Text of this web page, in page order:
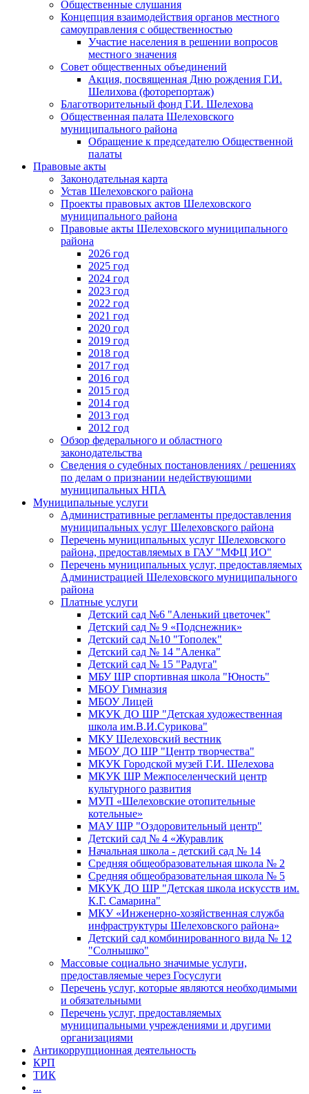
Общественные слушания
Концепция взаимодействия органов местного
самоуправления с общественностью
Участие населения в решении вопросов
местного значения
Совет общественных объединений
Акция, посвященная Дню рождения Г.И.
Шелихова (фоторепортаж)
Благотворительный фонд Г.И. Шелехова
Общественная палата Шелеховского
муниципального района
Обращение к председателю Общественной
палаты
Правовые акты
Законодательная карта
Устав Шелеховского района
Проекты правовых актов Шелеховского
муниципального района
Правовые акты Шелеховского муниципального
района
2026 год
2025 год
2024 год
2023 год
2022 год
2021 год
2020 год
2019 год
2018 год
2017 год
2016 год
2015 год
2014 год
2013 год
2012 год
Обзор федерального и областного
законодательства
Сведения о судебных постановлениях / решениях
по делам о признании недействующими
муниципальных НПА
Муниципальные услуги
Административные регламенты предоставления
муниципальных услуг Шелеховского района
Перечень муниципальных услуг Шелеховского
района, предоставляемых в ГАУ "МФЦ ИО"
Перечень муниципальных услуг, предоставляемых
Администрацией Шелеховского муниципального
района
Платные услуги
Детский сад №6 "Аленький цветочек"
Детский сад № 9 «Подснежник»
Детский сад №10 "Тополек"
Детский сад № 14 "Аленка"
Детский сад № 15 "Радуга"
МБУ ШР спортивная школа "Юность"
МБОУ Гимназия
МБОУ Лицей
МКУК ДО ШР "Детская художественная
школа им.В.И.Сурикова"
МКУ Шелеховский вестник
МБОУ ДО ШР "Центр творчества"
МКУК Городской музей Г.И. Шелехова
МКУК ШР Межпоселенческий центр
культурного развития
МУП «Шелеховские отопительные
котельные»
МАУ ШР "Оздоровительный центр"
Детский сад № 4 «Журавлик
Начальная школа - детский сад № 14
Средняя общеобразовательная школа № 2
Средняя общеобразовательная школа № 5
МКУК ДО ШР "Детская школа искусств им.
К.Г. Самарина"
МКУ «Инженерно-хозяйственная служба
инфраструктуры Шелеховского района»
Детский сад комбинированного вида № 12
"Солнышко"
Массовые социально значимые услуги,
предоставляемые через Госуслуги
Перечень услуг, которые являются необходимыми
и обязательными
Перечень услуг, предоставляемых
муниципальными учреждениями и другими
организациями
Антикоррупционная деятельность
КРП
ТИК
...